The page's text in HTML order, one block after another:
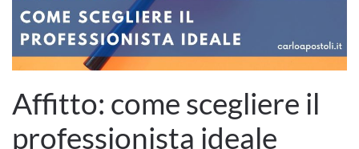
Affitto: come scegliere il
professionista ideale